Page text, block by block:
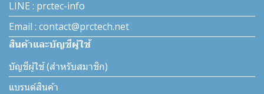
LINE : prctec-info
Email : contact@prctech.net
สินค้าและบัญชีผู้ใช้
บัญชีผู้ใช้ (สำหรับสมาชิก)
แบรนด์สินค้า